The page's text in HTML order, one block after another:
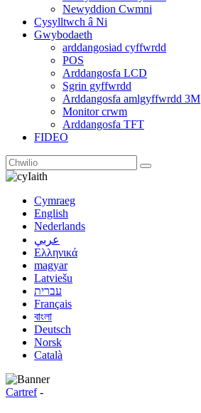
Newyddion Cwmni
Cysylltwch â Ni
Gwybodaeth
arddangosiad cyffwrdd
POS
Arddangosfa LCD
Sgrin gyffwrdd
Arddangosfa amlgyffwrdd 3M
Monitor crwm
Arddangosfa TFT
FIDEO
Iaith
Cymraeg
English
Nederlands
عربي
Ελληνικά
magyar
Latviešu
עברית
Français
বাংলা
Deutsch
Norsk
Català
Cartref-